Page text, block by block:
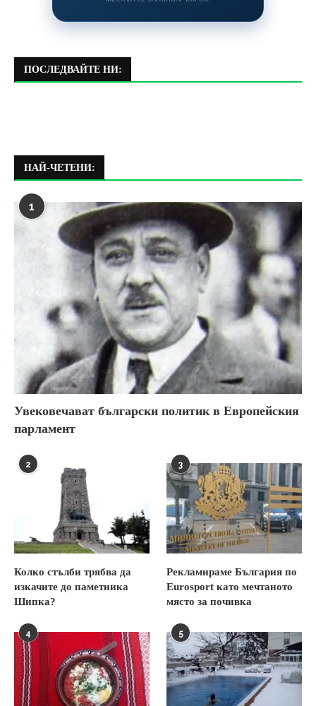
ПОСЛЕДВАЙТЕ НИ:
НАЙ-ЧЕТЕНИ:
1
Увековечават български политик в Европейския
парламент
2
Колко стълби трябва да
изкачите до паметника
Шипка?
3
Рекламираме България по
Eurosport като мечтаното
място за почивка
4 5